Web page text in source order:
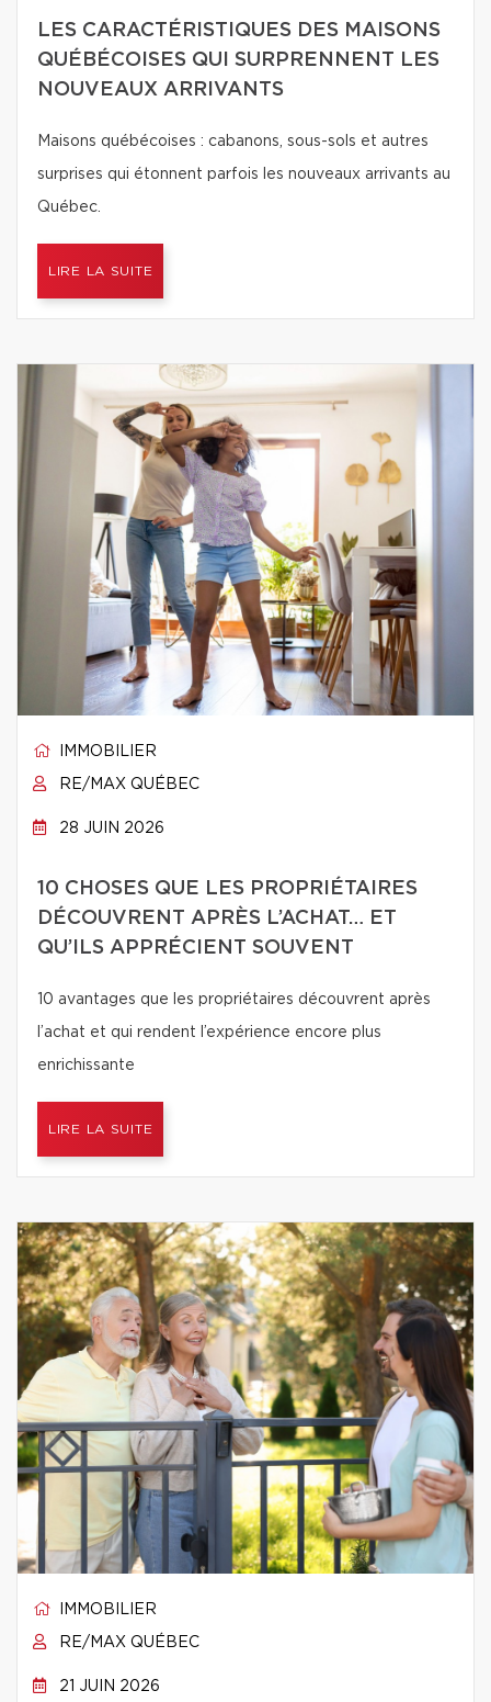
LES CARACTÉRISTIQUES DES MAISONS
QUÉBÉCOISES QUI SURPRENNENT LES
NOUVEAUX ARRIVANTS
Maisons québécoises : cabanons, sous-sols et autres
surprises qui étonnent parfois les nouveaux arrivants au
Québec.
LIRE LA SUITE
IMMOBILIER
RE/MAX QUÉBEC
28 JUIN 2026
10 CHOSES QUE LES PROPRIÉTAIRES
DÉCOUVRENT APRÈS L’ACHAT… ET
QU’ILS APPRÉCIENT SOUVENT
10 avantages que les propriétaires découvrent après
l’achat et qui rendent l’expérience encore plus
enrichissante
LIRE LA SUITE
IMMOBILIER
RE/MAX QUÉBEC
21 JUIN 2026